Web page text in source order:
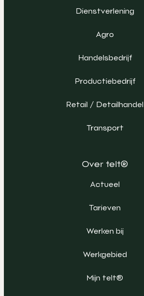
Dienstverlening
Agro
Handelsbedrijf
Productiebedrijf
Retail / Detailhandel
Transport
Over telt®
Actueel
Tarieven
Werken bij
Werkgebied
Mijn telt®